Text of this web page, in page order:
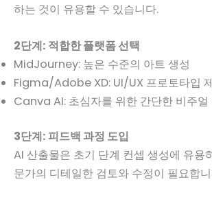
하는 것이 유용할 수 있습니다.
2단계: 적합한 플랫폼 선택
MidJourney: 높은 수준의 아트 생성
Figma/Adobe XD: UI/UX 프로토타입
Canva AI: 초심자를 위한 간단한 비주얼
3단계: 피드백 과정 도입
AI 산출물은 초기 단계 컨셉 생성에 유용
문가의 디테일한 검토와 수정이 필요합